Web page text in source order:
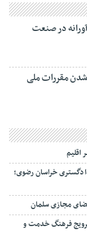
در صنعت
مقررات ملی
اقلیم
خراسان رضوی؛
مجازی سلمان
فرهنگ خدمت و